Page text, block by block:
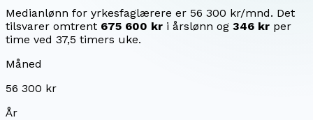
Medianlønn for yrkesfaglærere er 56 300 kr/mnd. Det
tilsvarer omtrent 675 600 kr i årslønn og 346 kr per
time ved 37,5 timers uke.
Måned
56 300 kr
År